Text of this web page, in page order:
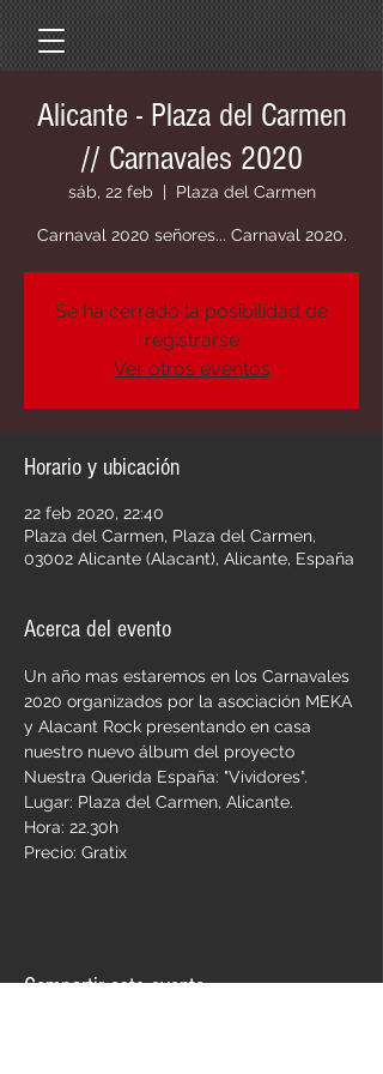
Alicante - Plaza del Carmen
// Carnavales 2020
sáb, 22 feb
  |
Plaza del Carmen
Carnaval 2020 señores... Carnaval 2020.
Se ha cerrado la posibilidad de
registrarse
Ver otros eventos
Horario y ubicación
22 feb 2020, 22:40
Plaza del Carmen, Plaza del Carmen,
03002 Alicante (Alacant), Alicante, España
Acerca del evento
Un año mas estaremos en los Carnavales
2020 organizados por la asociación MEKA
y Alacant Rock presentando en casa
nuestro nuevo álbum del proyecto
Nuestra Querida España: "Vividores".
Lugar: Plaza del Carmen, Alicante.
Hora: 22.30h
Precio: Gratix
Compartir este evento